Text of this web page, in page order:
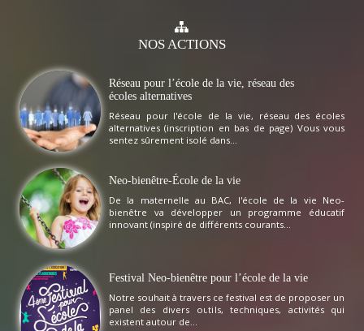
NOSACTIONS
Réseau pour l’école de la vie, réseau des
écoles alternatives
Réseau pour l'école de la vie, réseau des écoles
alternatives (inscription en bas de page) Vous vous
sentez sûrement isolé dans...
Neo-bienêtre-École de la vie
De la maternelle au BAC, l'école de la vie Neo-
bienêtre va développer un programme éducatif
innovant (inspiré de différents courants...
Festival Neo-bienêtre pour l’école de la vie
Notre souhait à travers ce festival est de proposer un
panel des divers outils, techniques, activités qui
existent autour de...